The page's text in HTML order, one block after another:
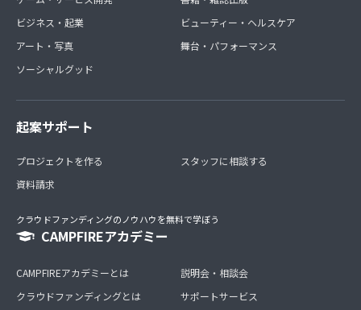
ビジネス・起業
アート・写真
ソーシャルグッド
ビューティー・ヘルスケア
舞台・パフォーマンス
起案サポート
プロジェクトを作る
資料請求
スタッフに相談する
クラウドファンディングのノウハウを無料で学ぼう
CAMPFIREアカデミー
CAMPFIREアカデミーとは
クラウドファンディングとは
説明会・相談会
サポートサービス